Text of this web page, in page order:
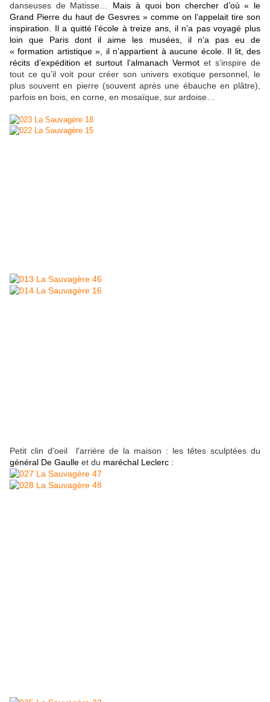
danseuses de Matisse… Mais à quoi bon chercher d’où « le
Grand Pierre du haut de Gesvres » comme on l’appelait tire son
inspiration. Il a quitté l’école à treize ans, il n’a pas voyagé plus
loin que Paris dont il aime les musées, il n’a pas eu de
« formation artistique », il n’appartient à aucune école. Il lit, des
récits d’expédition et surtout l’almanach Vermotet s’inspire de
tout ce qu’il voit pour créer son univers exotique personnel, le
plus souvent en pierre (souvent après une ébauche en plâtre),
parfois en bois, en corne, en mosaïque, sur ardoise…
Petit clin d'oeil l'arrière de la maison : les têtes sculptées du
général De Gaulle et du maréchal Leclerc :